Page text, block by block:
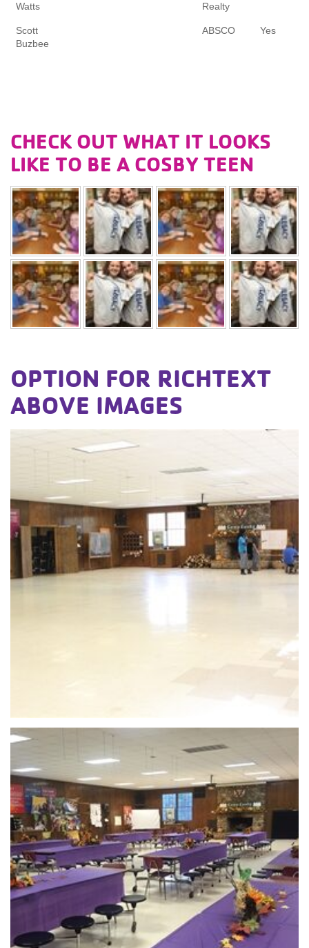
Watts
Realty
Scott
Buzbee
ABSCO Yes
CHECK OUT WHAT IT LOOKS
LIKE TO BE A COSBY TEEN
OPTION FOR RICHTEXT
ABOVE IMAGES